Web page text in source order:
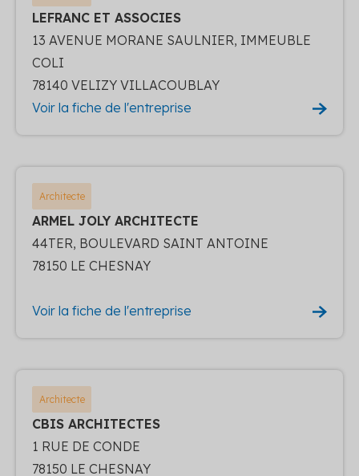
LEFRANC ET ASSOCIES
13 AVENUE MORANE SAULNIER, IMMEUBLE
COLI
78140 VELIZY VILLACOUBLAY
Voir la fiche de l'entreprise
Architecte
ARMEL JOLY ARCHITECTE
44TER, BOULEVARD SAINT ANTOINE
78150 LE CHESNAY
Voir la fiche de l'entreprise
Architecte
CBIS ARCHITECTES
1 RUE DE CONDE
78150 LE CHESNAY